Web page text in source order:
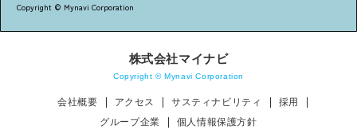
Copyright © Mynavi Corporation
株式会社マイナビ
Copyright © Mynavi Corporation
会社概要 アクセス サスティナビリティ
採用
グループ企業
個人情報保護方針